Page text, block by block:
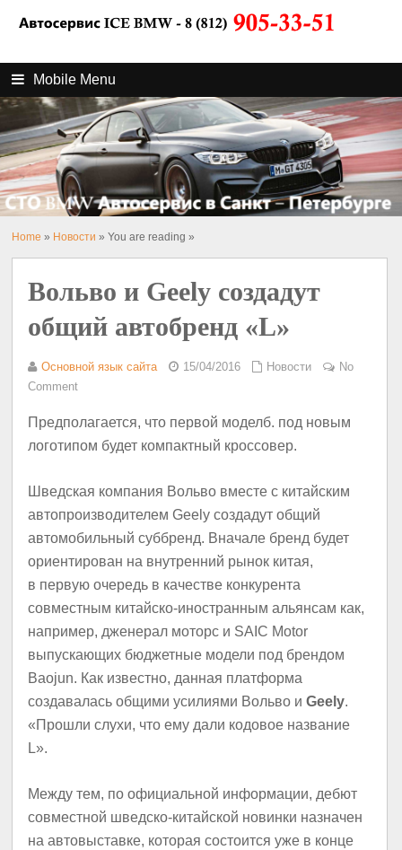
Mobile Menu
Home » Новости » You are reading »
Вольво и Geely создадут
общий автобренд «L»
Основной язык сайта 15/04/2016 Новости
No
Comment
Предполагается, что первой моделб. под новым
логотипом будет компактный кроссовер.
Шведская компания Вольво вместе с китайским
автопроизводителем Geely создадут общий
автомобильный суббренд. Вначале бренд будет
ориентирован на внутренний рынок китая,
в первую очередь в качестве конкурента
совместным китайско-иностранным альянсам как,
например, дженерал моторс и SAIC Motor
выпускающих бюджетные модели под брендом
Baojun. Как известно, данная платформа
создавалась общими усилиями Вольво иGeely.
«Прошли слухи, что ему дали кодовое название
L».
Между тем, по официальной информации, дебют
совместной шведско-китайской новинки назначен
на автовыставке, которая состоится уже в конце